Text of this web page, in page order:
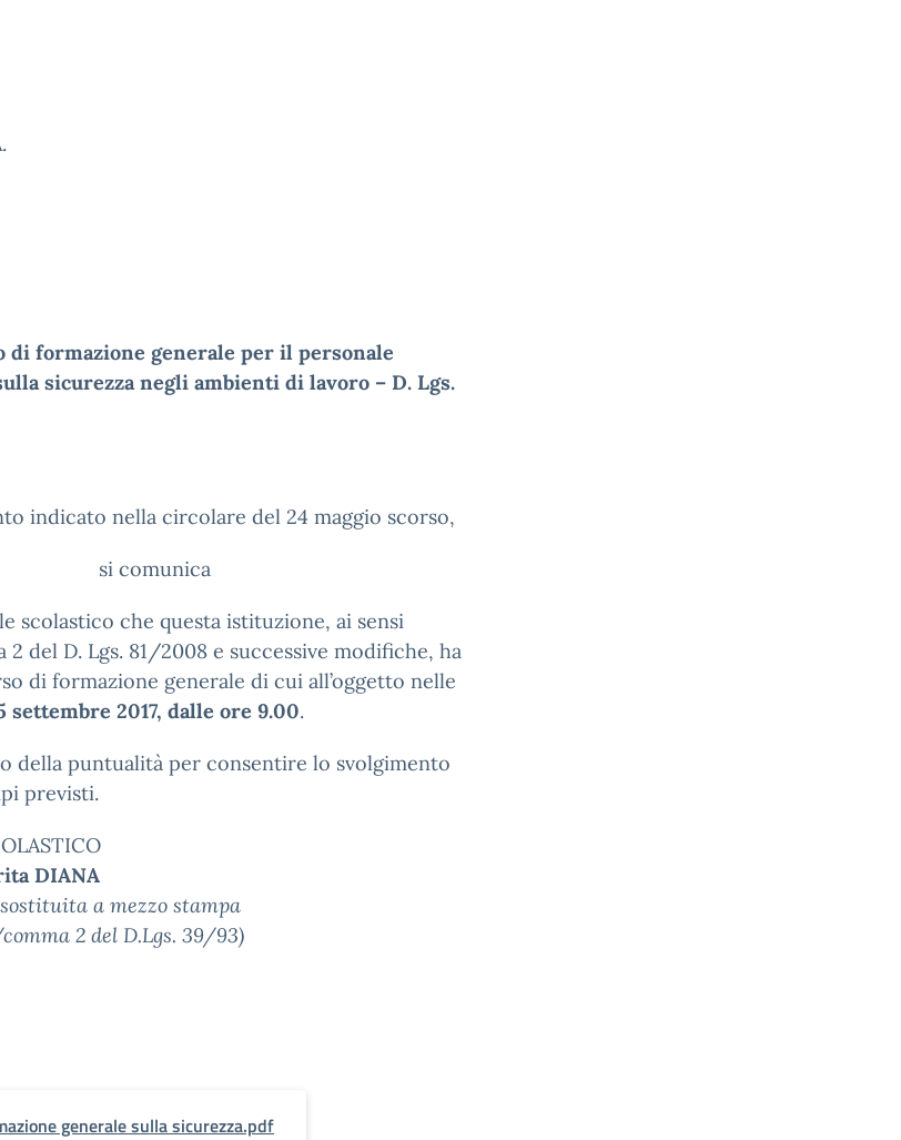
di formazione generale per il personale
sicurezza negli ambienti di lavoro – D. Lgs.
indicato nella circolare del 24 maggio scorso,
si comunica
scolastico che questa istituzione, ai sensi
2 del D. Lgs. 81/2008 e successive modifiche, ha
di formazione generale di cui all’oggetto nelle
settembre 2017, dalle ore 9.00.
della puntualità per consentire lo svolgimento
previsti.
DIANA
a mezzo stampa
2 del D.Lgs. 39/93)
generale sulla sicurezza.pdf